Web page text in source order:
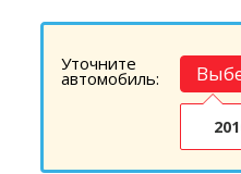
Уточните
автомобиль: